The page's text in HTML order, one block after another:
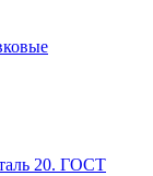
20. ГОСТ